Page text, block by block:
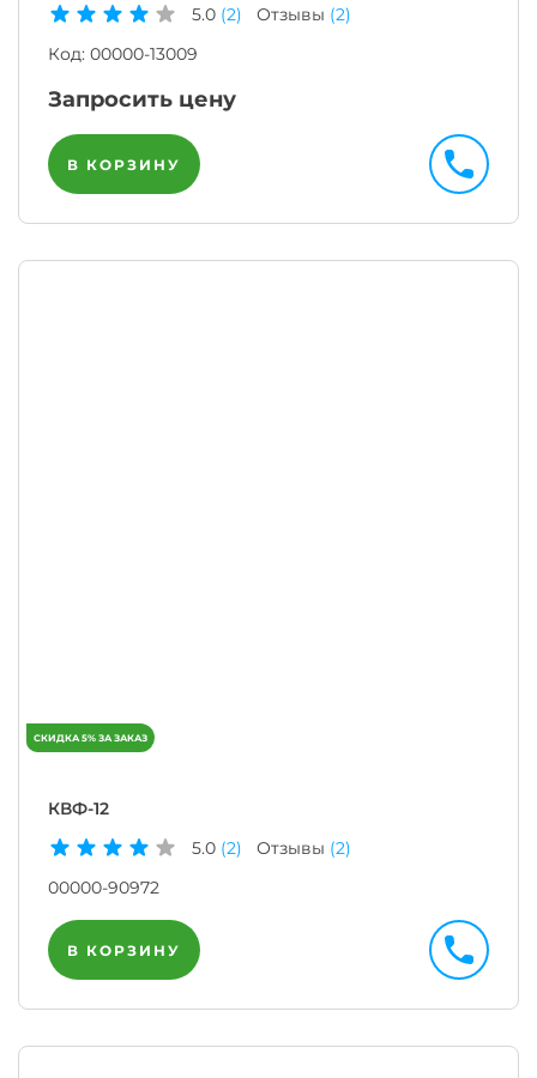
5.0 (2) Отзывы (2)
Код: 00000-13009
Запросить цену
В КОРЗИНУ
КВФ-12
5.0 (2) Отзывы (2)
00000-90972
В КОРЗИНУ